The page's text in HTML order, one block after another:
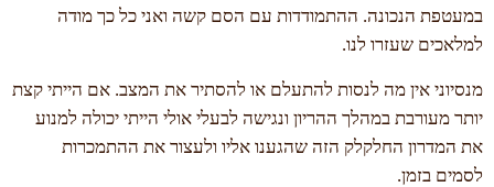
במעטפת הנכונה. ההתמודדות עם הסם קשה ואני כל כך מודה
למלאכים שעזרו לנו.
מנסיוני אין מה לנסות להתעלם או להסתיר את המצב. אם הייתי קצת
יותר מעורבת במהלך ההריון ונגישה לבעלי אולי הייתי יכולה למנוע
את המדרון החלקלק הזה שהגענו אליו ולעצור את ההתמכרות
לסמים בזמן.